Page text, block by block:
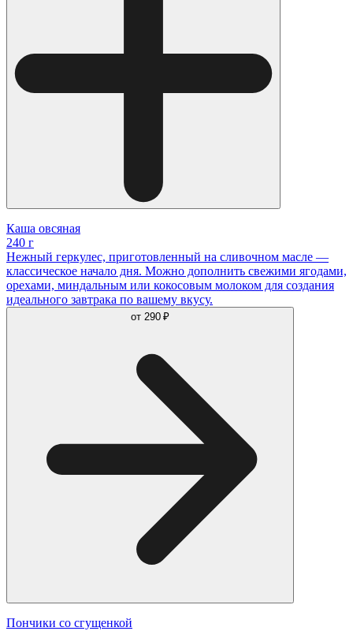
Каша овсяная
240 г
Нежный геркулес, приготовленный на сливочном масле —
классическое начало дня. Можно дополнить свежими ягодами,
орехами, миндальным или кокосовым молоком для создания
идеального завтрака по вашему вкусу.
от 290 ₽
Пончики со сгущенкой